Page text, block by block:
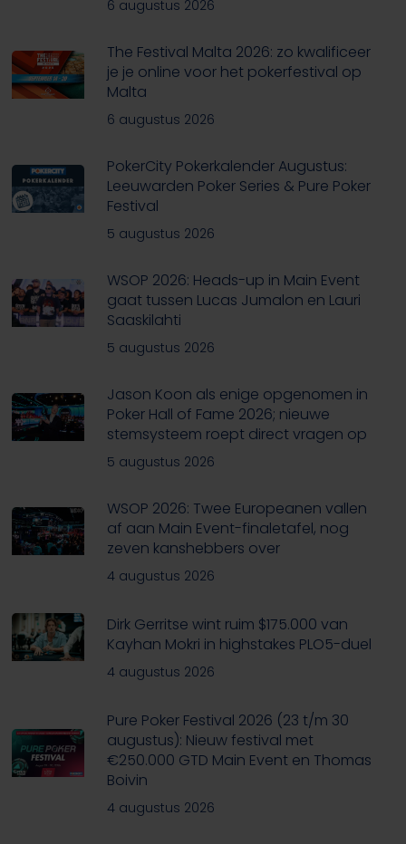
6 augustus 2026
The Festival Malta 2026: zo kwalificeer
je je online voor het pokerfestival op
Malta
6 augustus 2026
PokerCity Pokerkalender Augustus:
Leeuwarden Poker Series & Pure Poker
Festival
5 augustus 2026
WSOP 2026: Heads-up in Main Event
gaat tussen Lucas Jumalon en Lauri
Saaskilahti
5 augustus 2026
Jason Koon als enige opgenomen in
Poker Hall of Fame 2026; nieuwe
stemsysteem roept direct vragen op
5 augustus 2026
WSOP 2026: Twee Europeanen vallen
af aan Main Event-finaletafel, nog
zeven kanshebbers over
4 augustus 2026
Dirk Gerritse wint ruim $175.000 van
Kayhan Mokri in highstakes PLO5-duel
4 augustus 2026
Pure Poker Festival 2026 (23 t/m 30
augustus): Nieuw festival met
€250.000 GTD Main Event en Thomas
Boivin
4 augustus 2026